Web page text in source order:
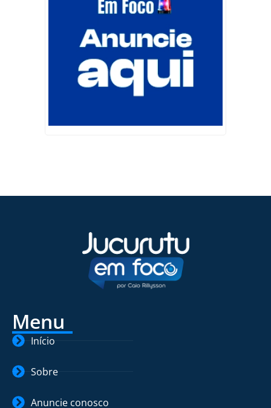
Menu
Início
Sobre
Anuncie conosco